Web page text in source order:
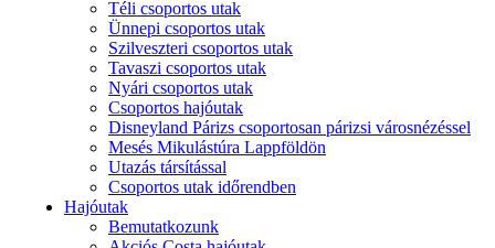
Téli csoportos utak
Ünnepi csoportos utak
Szilveszteri csoportos utak
Tavaszi csoportos utak
Nyári csoportos utak
Csoportos hajóutak
Disneyland Párizs csoportosan párizsi városnézéssel
Mesés Mikulástúra Lappföldön
Utazás társítással
Csoportos utak időrendben
Hajóutak
Bemutatkozunk